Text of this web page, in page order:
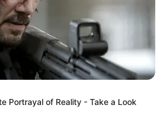
Membuat Ulang Lukisan
Legendaris dengan
Barang Seadanya
Portrayal of Reality - Take a Look